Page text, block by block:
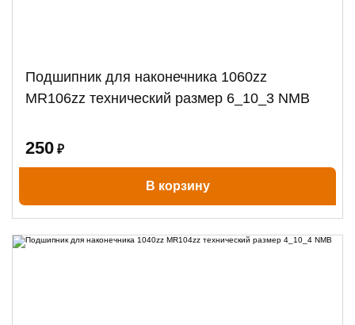
Подшипник для наконечника 1060zz
MR106zz технический размер 6_10_3 NMB
250 ₽
В корзину